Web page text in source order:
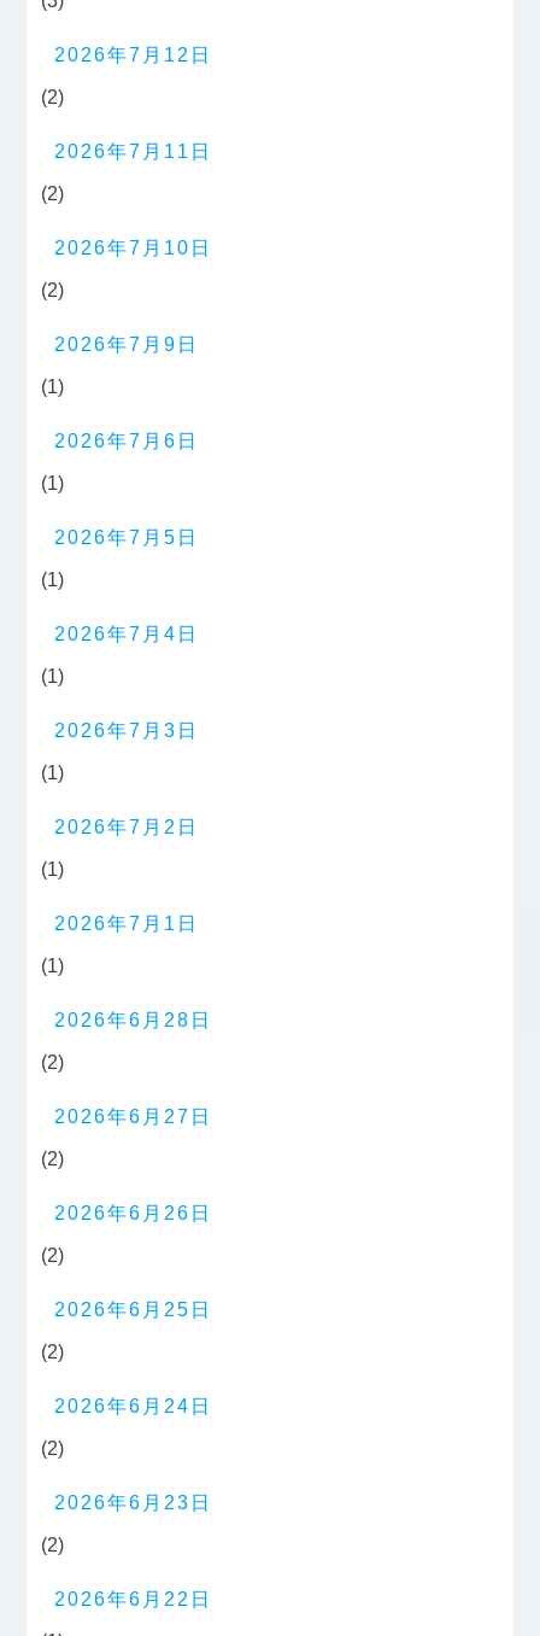
2026年7月12日
(2)
2026年7月11日
(2)
2026年7月10日
(2)
2026年7月9日
(1)
2026年7月6日
(1)
2026年7月5日
(1)
2026年7月4日
(1)
2026年7月3日
(1)
2026年7月2日
(1)
2026年7月1日
(1)
2026年6月28日
(2)
2026年6月27日
(2)
2026年6月26日
(2)
2026年6月25日
(2)
2026年6月24日
(2)
2026年6月23日
(2)
2026年6月22日